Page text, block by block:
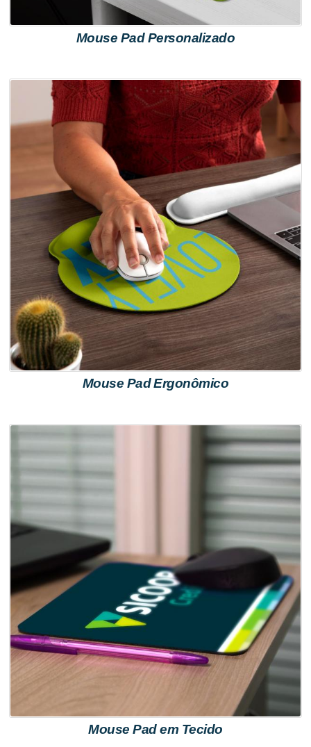
Mouse Pad Personalizado
Mouse Pad Ergonômico
Mouse Pad em Tecido